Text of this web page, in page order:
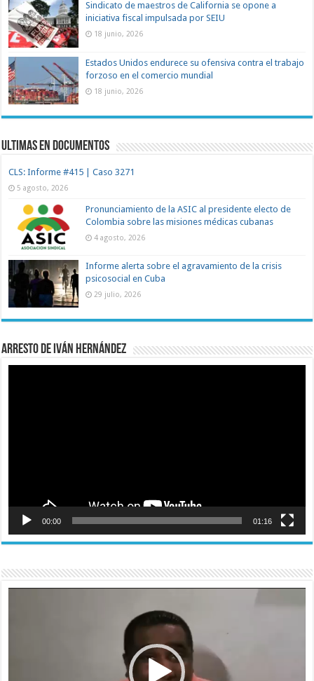
Sindicato de maestros de California se opone a
iniciativa fiscal impulsada por SEIU
18 junio, 2026
Estados Unidos endurece su ofensiva contra el trabajo
forzoso en el comercio mundial
18 junio, 2026
Ultimas en documentos
CLS: Informe #415 | Caso 3271
5 agosto, 2026
Pronunciamiento de la ASIC al presidente electo de
Colombia sobre las misiones médicas cubanas
4 agosto, 2026
Informe alerta sobre el agravamiento de la crisis
psicosocial en Cuba
29 julio, 2026
Arresto de Iván Hernández
00:00 01:16
Reproductor